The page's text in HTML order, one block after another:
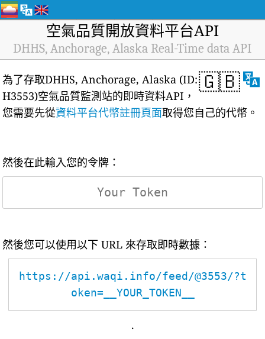
空氣品質開放資料平台API
DHHS, Anchorage, Alaska Real-Time data API
🇬🇧
為了存取DHHS, Anchorage, Alaska (ID:
H3553)空氣品質監測站的即時資料API，
您需要先從資料平台代幣註冊頁面取得您自己的代幣。
然後在此輸入您的令牌：
然後您可以使用以下 URL 來存取即時數據：
https://api.waqi.info/feed/@3553/?t
oken=__YOUR_TOKEN__
.